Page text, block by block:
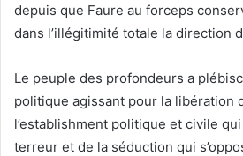
depuis que Faure au forceps
dans l’illégitimité totale la direction
Le peuple des profondeurs a
politique agissant pour la libération
l’establishment politique et civile
terreur et de la séduction qui